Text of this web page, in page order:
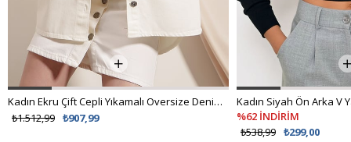
Kadın Ekru Çift Cepli Yıkamalı Oversize Denim Ceket ALC-X8152
₺907,99
₺1.512,99
%62 İNDİRİM
₺299,00
₺538,99